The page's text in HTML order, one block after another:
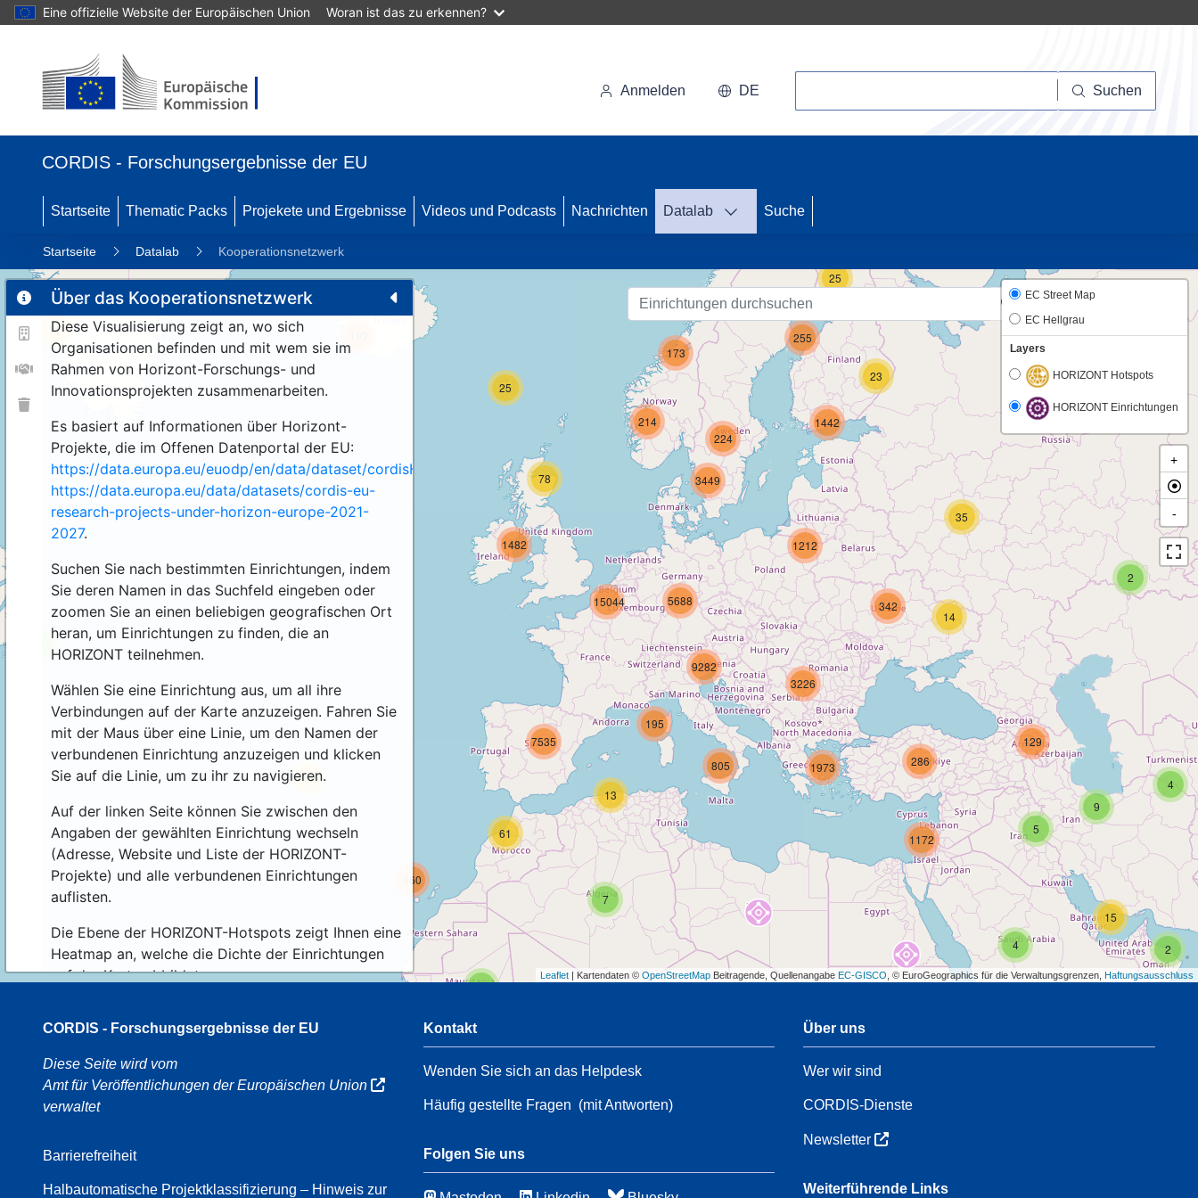
Eine offizielle Website der Europäischen Union Woran ist das zu erkennen?
Anmelden DE Suchen
CORDIS - Forschungsergebnisse der EU
Startseite Thematic Packs Projekete und Ergebnisse Videos und Podcasts Nachrichten Datalab Suche
Startseite Datalab Kooperationsnetzwerk
Über das Kooperationsnetzwerk
Diese Visualisierung zeigt an, wo sich
Organisationen befinden und mit wem sie im
Rahmen von Horizont-Forschungs- und
Innovationsprojekten zusammenarbeiten.
Es basiert auf Informationen über Horizont-
Projekte, die im Offenen Datenportal der EU:
https://data.europa.eu/euodp/en/data/dataset/cordisH2020projects.
https://data.europa.eu/data/datasets/cordis-eu-
research-projects-under-horizon-europe-2021-
2027.
Suchen Sie nach bestimmten Einrichtungen, indem
Sie deren Namen in das Suchfeld eingeben oder
zoomen Sie an einen beliebigen geografischen Ort
heran, um Einrichtungen zu finden, die an
HORIZONT teilnehmen.
Wählen Sie eine Einrichtung aus, um all ihre
Verbindungen auf der Karte anzuzeigen. Fahren Sie
mit der Maus über eine Linie, um den Namen der
verbundenen Einrichtung anzuzeigen und klicken
Sie auf die Linie, um zu ihr zu navigieren.
Auf der linken Seite können Sie zwischen den
Angaben der gewählten Einrichtung wechseln
(Adresse, Website und Liste der HORIZONT-
Projekte) und alle verbundenen Einrichtungen
auflisten.
Die Ebene der HORIZONT-Hotspots zeigt Ihnen eine
Heatmap an, welche die Dichte der Einrichtungen
auf der Karte abbildet.
2
4
11
13
7
2
21
196
2
5
9
15
129
4
286
1172
14
342
35
214
173
25
23
224
255
1212
1442
3449
78
25
44
61
160
3226
1973
805
5688
9282
195
1482
7535
15044
EC Street Map
EC Hellgrau
Layers
HORIZONT Hotspots
HORIZONT Einrichtungen
+
-
Leaflet | Kartendaten © OpenStreetMap Beitragende, Quellenangabe EC-GISCO , © EuroGeographics für die Verwaltungsgrenzen, Haftungsausschluss
CORDIS - Forschungsergebnisse der EU
Diese Seite wird vom
Amt für Veröffentlichungen der Europäischen Union
verwaltet
Barrierefreiheit
Halbautomatische Projektklassifizierung – Hinweis zur
Kontakt
Wenden Sie sich an das Helpdesk
Häufig gestellte Fragen (mit Antworten)
Folgen Sie uns
Über uns
Wer wir sind
CORDIS-Dienste
Newsletter
Weiterführende Links